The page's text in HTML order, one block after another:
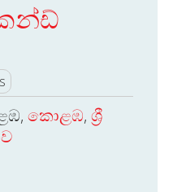
කොළඹ, ශ්‍රී